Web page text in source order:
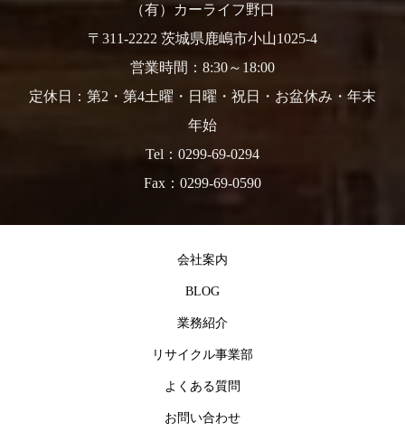
（有）カーライフ野口
〒311-2222 茨城県鹿嶋市小山1025-4
営業時間：8:30～18:00
定休日：第2・第4土曜・日曜・祝日・お盆休み・年末
年始
Tel：0299-69-0294
Fax：0299-69-0590
会社案内
BLOG
業務紹介
リサイクル事業部
よくある質問
お問い合わせ